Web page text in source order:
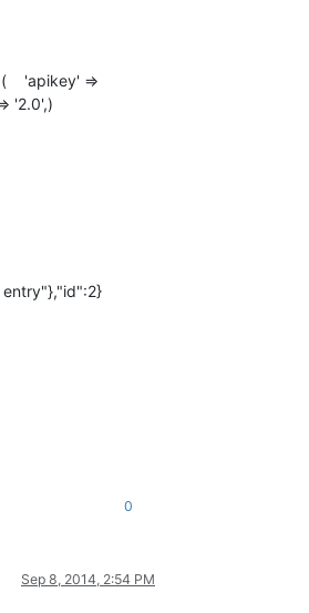
( 'apikey' =>
'2.0',)
entry"},"id":2}
0
Sep 8, 2014, 2:54 PM